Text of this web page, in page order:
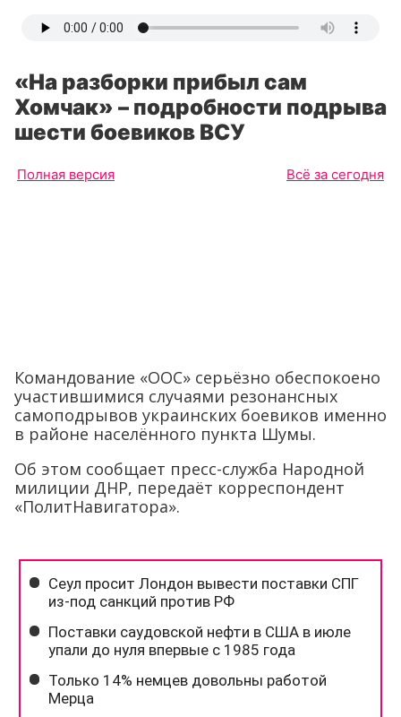
«На разборки прибыл сам
Хомчак» – подробности подрыва
шести боевиков ВСУ
Полная версия Всё за сегодня
Командование «ООС» серьёзно обеспокоено
участившимися случаями резонансных
самоподрывов украинских боевиков именно
в районе населённого пункта Шумы.
Об этом сообщает пресс-служба Народной
милиции ДНР, передаёт корреспондент
«ПолитНавигатора».